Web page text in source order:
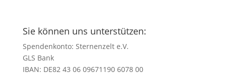
Sie können uns unterstützen:
Spendenkonto: Sternenzelt e.V.
GLS Bank
IBAN: DE82 43 06 09671190 6078 00